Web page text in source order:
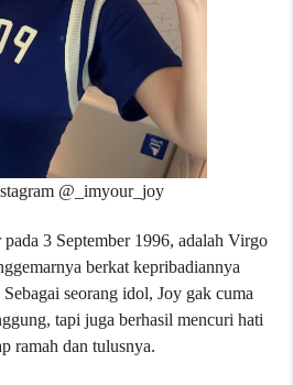
@_imyour_joy
3 September 1996, adalah Virgo
berkat kepribadiannya
seorang idol, Joy gak cuma
tapi juga berhasil mencuri hati
ramah dan tulusnya.